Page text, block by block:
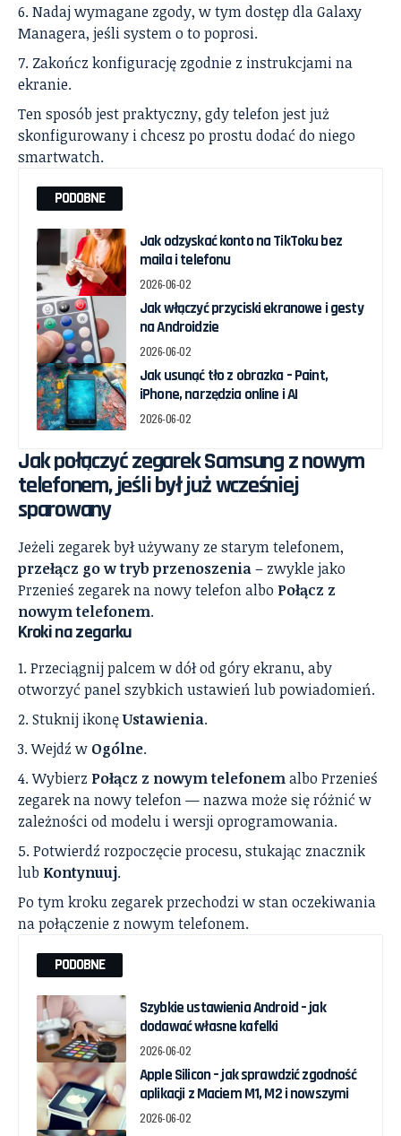
Nadaj wymagane zgody, w tym dostęp dla Galaxy
Managera, jeśli system o to poprosi.
Zakończ konfigurację zgodnie z instrukcjami na
ekranie.
Ten sposób jest praktyczny, gdy telefon jest już
skonfigurowany i chcesz po prostu dodać do niego
smartwatch.
PODOBNE
Jak odzyskać konto na TikToku bez
maila i telefonu
2026-06-02
Jak włączyć przyciski ekranowe i gesty
na Androidzie
2026-06-02
Jak usunąć tło z obrazka – Paint,
iPhone, narzędzia online i AI
2026-06-02
Jak połączyć zegarek Samsung z nowym
telefonem, jeśli był już wcześniej
sparowany
Jeżeli zegarek był używany ze starym telefonem,
przełącz go w tryb przenoszenia– zwykle jako
Przenieś zegarek na nowy telefon albo Połącz z
nowym telefonem.
Kroki na zegarku
Przeciągnij palcem w dół od góry ekranu, aby
otworzyć panel szybkich ustawień lub powiadomień.
Stuknij ikonęUstawienia.
Wejdź w Ogólne.
Wybierz Połącz z nowym telefonemalbo Przenieś
zegarek na nowy telefon — nazwa może się różnić w
zależności od modelu i wersji oprogramowania.
Potwierdź rozpoczęcie procesu, stukając znacznik
lub Kontynuuj.
Po tym kroku zegarek przechodzi w stan oczekiwania
na połączenie z nowym telefonem.
PODOBNE
Szybkie ustawienia Android – jak
dodawać własne kafelki
2026-06-02
Apple Silicon – jak sprawdzić zgodność
aplikacji z Maciem M1, M2 i nowszymi
2026-06-02